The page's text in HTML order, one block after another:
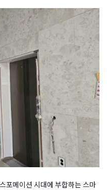
포메이션 시대에 부합하는 스마